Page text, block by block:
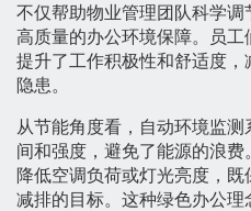
不仅帮助物业管理团队科学
高质量的办公环境保障。员
提升了工作积极性和舒适度
隐患。
从节能角度看，自动环境监
间和强度，避免了能源的浪
降低空调负荷或灯光亮度，
减排的目标。这种绿色办公